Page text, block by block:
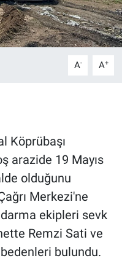
A- A+
Köprübaşı
arazide 19 Mayıs
olduğunu
Merkezi'ne
ekipleri sevk
Remzi Sati ve
bulundu.